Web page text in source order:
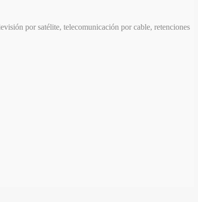
por satélite, telecomunicación por cable, retenciones